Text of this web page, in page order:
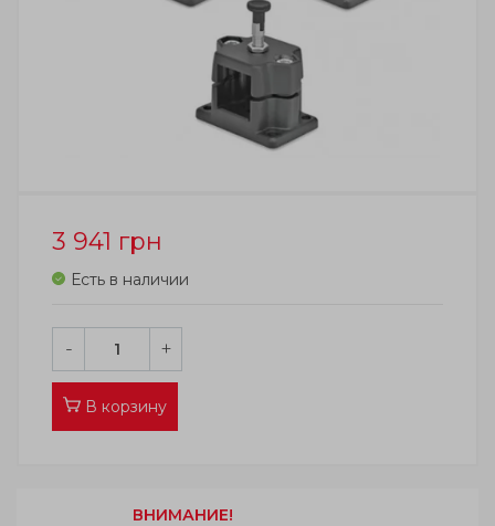
3 941 грн
Есть в наличии
- +
В корзину
ВНИМАНИЕ!